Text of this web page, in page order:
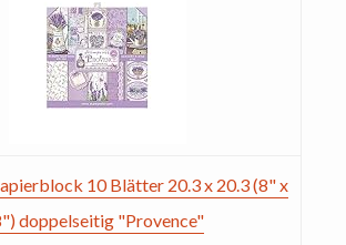
10 Blätter 20.3 x 20.3 (8" x
doppelseitig "Provence"